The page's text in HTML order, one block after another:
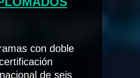
con doble
de seis